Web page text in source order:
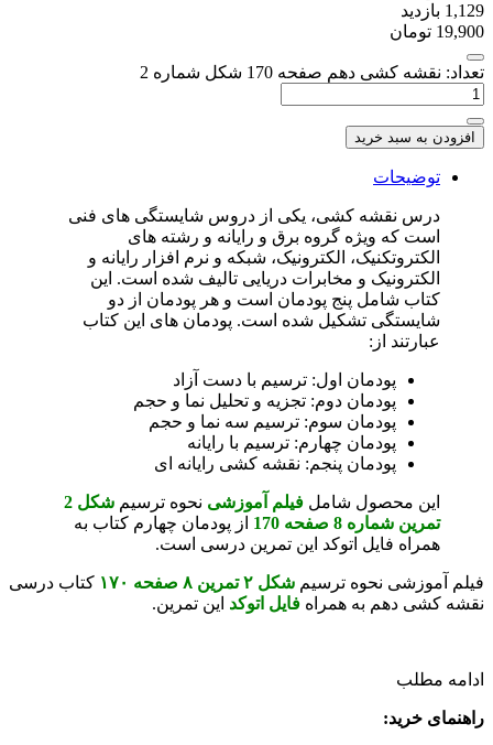
1,129 بازدید
19,900 تومان
تعداد: نقشه کشی دهم صفحه 170 شکل شماره 2
افزودن به سبد خرید
توضیحات
درس نقشه کشی، یکی از دروس شایستگی های فنی
است که ویژه گروه برق و رایانه و رشته های
الکتروتکنیک، الکترونیک، شبکه و نرم افزار رایانه و
الکترونیک و مخابرات دریایی تالیف شده است. این
کتاب شامل پنج پودمان است و هر پودمان از دو
شایستگی تشکیل شده است. پودمان های این کتاب
عبارتند از:
پودمان اول: ترسیم با دست آزاد
پودمان دوم: تجزیه و تحلیل نما و حجم
پودمان سوم: ترسیم سه نما و حجم
پودمان چهارم: ترسیم با رایانه
پودمان پنجم: نقشه کشی رایانه ای
این محصول شامل فیلم آموزشی نحوه ترسیم
شکل 2
تمرین شماره 8 صفحه 170
از پودمان چهارم کتاب به
همراه فایل اتوکد این تمرین درسی است.
فیلم آموزشی نحوه ترسیم شکل ۲ تمرین ۸ صفحه ۱۷۰
کتاب درسی
نقشه کشی دهم به همراه فایل اتوکد این تمرین.
ادامه مطلب
راهنمای خرید: